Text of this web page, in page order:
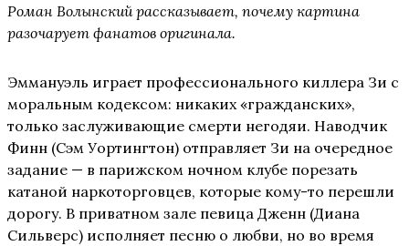
Роман Волынский рассказывает, почему картина
разочарует фанатов оригинала.
Эммануэль играет профессионального киллера Зи с
моральным кодексом: никаких «гражданских»,
только заслуживающие смерти негодяи. Наводчик
Финн (Сэм Уортингтон) отправляет Зи на очередное
задание — в парижском ночном клубе порезать
катаной наркоторговцев, которые кому-то перешли
дорогу. В приватном зале певица Дженн (Диана
Сильверс) исполняет песню о любви, но во время